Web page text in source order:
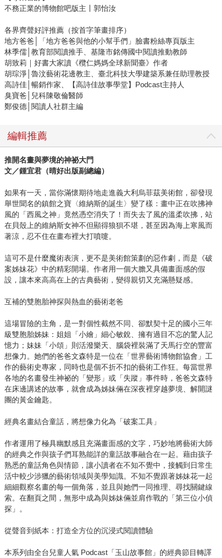
不務正業的博物館吧版主〡郭怡汝
各界齊聲好評推薦（按首字筆畫排序）
地方爸爸│「地方爸爸與他的小幫手們」臉書粉絲專頁版主
林季儒│教育部閱讀推手、基隆市銘傳國中閱讀推動教師
胡致莉｜好書大家讀《欖仁媽媽全球新聞臺》作者
胡琮淨│魯汶藝術花邊教主、臺北科技大學建築系兼任助理教授
高詩佳│暢銷作家、【高詩佳故事學堂】Podcast主持人
臭寶爸│兒科陳敬倫醫師
鄭俊德│閱讀人社群主編
編輯推薦
推開名畫與夢境的神祕大門
文／鍾宜君（晴好出版副總編）
如果有一天，當你滿懷期待地走進義大利烏菲茲美術館，卻發現
舉世聞名的鎮館之寶〈維納斯的誕生〉變了樣：畫中正在吹拂神
風的「西風之神」竟然憑空消失了！而失去了風的溫柔吹拂，站
在貝殼上的維納斯女神不但顯得狼狽不堪，甚至因為海上寒風而
著涼，忍不住在畫布裡大打噴嚏。
這可不是什麼魔術表演，更不是美術館策劃的惡作劇，而是《破
案姊妹花》中的精彩開場。作者用一個大膽又具備畫面感的假
設，讓本來高高在上的古典藝術，變得親切又充滿懸疑感。
互補的雙胞胎神探與熱血的藝術老爸
這場冒險的主角，是一對個性截然不同、卻默契十足的國小三年
級雙胞胎姊妹：姐姐「小繪」細心敏銳、擁有過目不忘的驚人記
憶力；妹妹「小頌」則活潑樂天、腦袋裡裝滿了天馬行空的豐富
想像力。她們的爸爸文森特是一位在「世界藝術博物館協會」工
作的藝術史專家，同時也是個不折不扣的藝術工作狂。每當世界
各地的名畫發生神祕的「變形」或「失蹤」事件時，爸爸文森特
在床邊講述的故事，就會成為姊妹倆在深夜裡穿越夢境、解開謎
團的黃金鑰匙。
經典名畫結合童話，將想像力化為「破案工具」
作者運用了極具幽默感且充滿畫面感的文字，巧妙地將藝術大師
的經典之作與孩子們耳熟能詳的童話故事融合在一起。藉由孩子
熟悉的童話角色與情節，讓小讀者在不知不覺中，接觸到日常生
活中較少涉獵的藝術領域與美學知識。不知不覺跟著姊妹花一起
細細觀察名畫的每一個角落，並且與她們一同推理、尋找關鍵線
索。在翻頁之間，無形中成為與姊妹倆並肩作戰的「第三位小偵
探」。
從聲音到紙本：打造全方位的沉浸式閱讀體驗
本系列由全台兒童人氣 Podcast「玉山故事館」的經典節目轉譯